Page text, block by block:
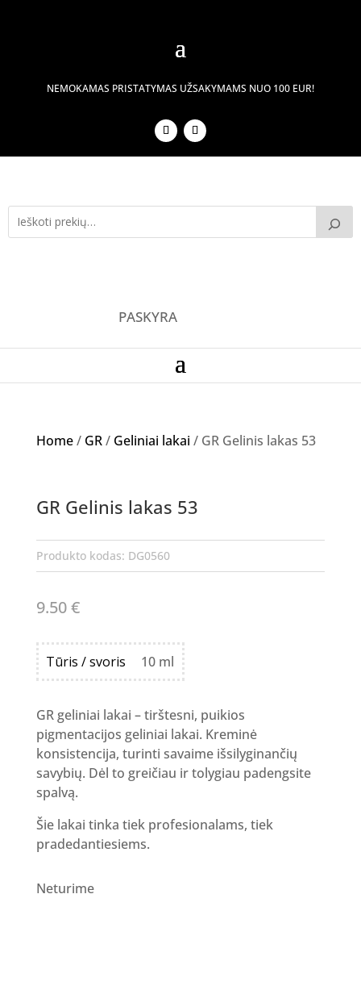
NEMOKAMAS PRISTATYMAS UŽSAKYMAMS NUO 100 EUR!
PASKYRA
Home/ GR/ Geliniai lakai / GR Gelinis lakas 53
GR Gelinis lakas 53
Produkto kodas: DG0560
9.50€
Tūris / svoris 10 ml
GR geliniai lakai – tirštesni, puikios
pigmentacijos geliniai lakai. Kreminė
konsistencija, turinti savaime išsilyginančių
savybių. Dėl to greičiau ir tolygiau padengsite
spalvą.
Šie lakai tinka tiek profesionalams, tiek
pradedantiesiems.
Neturime